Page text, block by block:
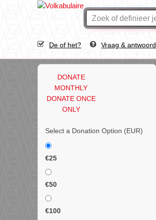
De of het? Vraag & antwoord
DONATE
MONTHLY
DONATE ONCE
ONLY
Select a Donation Option (EUR)
€25
€50
€100